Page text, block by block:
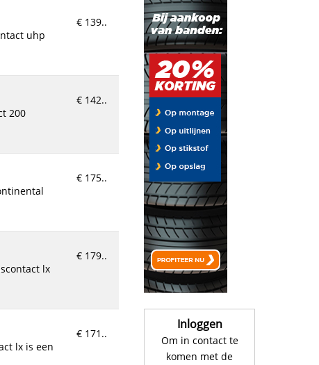
€ 139..
€ 142..
€ 175..
€ 179..
€ 171..
Inloggen
Om in contact te
komen met de